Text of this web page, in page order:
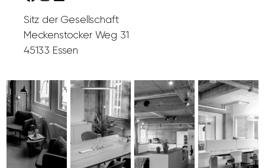
Sitz der Gesellschaft
Meckenstocker Weg 31
45133 Essen